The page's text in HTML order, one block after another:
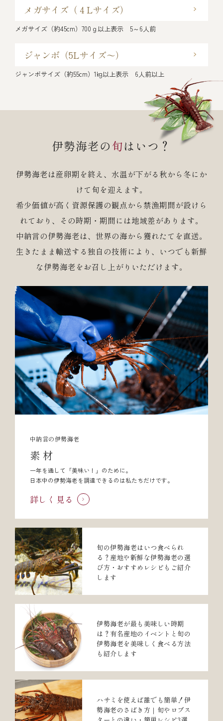
メガサイズ （４Lサイズ）
メガサイズ（約45cm）700ｇ以上表示 5～6人前
ジャンボ （5Lサイズ〜）
ジャンボサイズ（約55cm）1kg以上表示 6人前以上
伊勢海老の旬はいつ？
伊勢海老は産卵期を終え、水温が下がる秋から冬にか
けて旬を迎えます。
希少価値が高く資源保護の観点から禁漁期間が設けら
れており、その時期・期間には地域差があります。
中納言の伊勢海老は、世界の海から獲れたてを直送。
生きたまま輸送する独自の技術により、いつでも新鮮
な伊勢海老をお召し上がりいただけます。
中納言の伊勢海老
素 材
一年を通して「美味い！」のために。
日本中の伊勢海老を調達できるのは私たちだけです。
詳しく見る
旬の伊勢海老はいつ食べられ
る？産地や新鮮な伊勢海老の選
び方・おすすめレシピもご紹介
します
伊勢海老が最も美味しい時期
は？有名産地のイベントと旬の
伊勢海老を美味しく食べる方法
も紹介します
ハサミを使えば誰でも簡単！伊
勢海老のさばき方｜旬やロブス